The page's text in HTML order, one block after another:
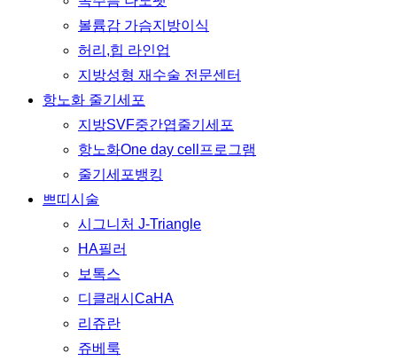
볼륨감 가슴지방이식
허리,힙 라인업
지방성형 재수술 전문센터
항노화 줄기세포
지방SVF중간엽줄기세포
항노화One day cell프로그램
줄기세포뱅킹
쁘띠시술
시그니처 J-Triangle
HA필러
보톡스
디클래시CaHA
리쥬란
쥬베룩